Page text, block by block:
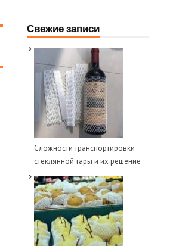
Свежие записи
Сложности транспортировки
стеклянной тары и их решение